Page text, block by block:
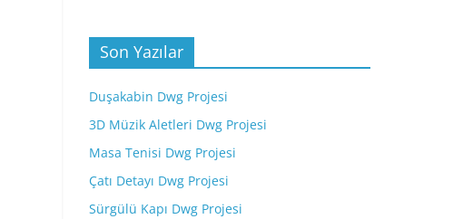
Son Yazılar
Duşakabin Dwg Projesi
3D Müzik Aletleri Dwg Projesi
Masa Tenisi Dwg Projesi
Çatı Detayı Dwg Projesi
Sürgülü Kapı Dwg Projesi